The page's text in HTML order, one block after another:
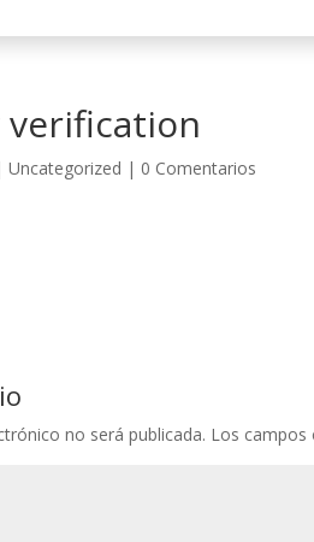
verification
Uncategorized | 0 Comentarios
no será publicada. Los